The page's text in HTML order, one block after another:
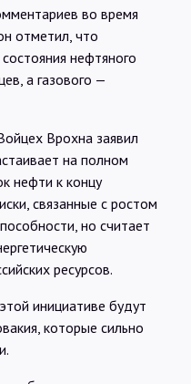
во время
отметил, что
нефтяного
а газового —
Врохна заявил
на полном
нефти к концу
связанные с ростом
но считает
ресурсов.
инициативе будут
которые сильно